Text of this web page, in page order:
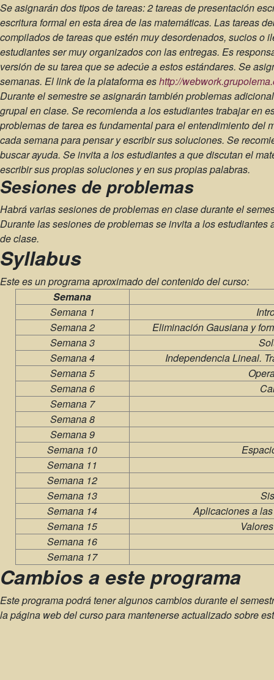
Se asignarán dos tipos de tareas: 2 tareas de presentación
escritura formal en esta área de las matemáticas. Las tareas
compilados de tareas que estén muy desordenados, sucios
estudiantes ser muy organizados con las entregas. Es
versión de su tarea que se adecúe a estos estándares. Se
semanas. El link de la plataforma eshttp://
Durante el semestre se asignarán también problemas
grupal en clase. Se recomienda a los estudiantes trabajar en
problemas de tarea es fundamental para el entendimiento
cada semana para pensar y escribir sus soluciones. Se
buscar ayuda. Se invita a los estudiantes a que discutan el
escribir sus propias soluciones y en sus propias palabras.
Sesiones de problemas
Habrá varias sesiones de problemas en clase durante el
Durante las sesiones de problemas se invita a los
de clase.
Syllabus
Este es un programa aproximado del contenido del curso:
Semana
Semana 1
Semana 2
Eliminación Gausiana y
Semana 3
Semana 4
Independencia Lineal.
Semana 5
Semana 6
Semana 7
Semana 8
Semana 9
Semana 10
Semana 11
Semana 12
Semana 13
Semana 14
Aplicaciones a
Semana 15
Semana 16
Semana 17
Cambios a este programa
Este programa podrá tener algunos cambios durante el
la página web del curso para mantenerse actualizado sobre